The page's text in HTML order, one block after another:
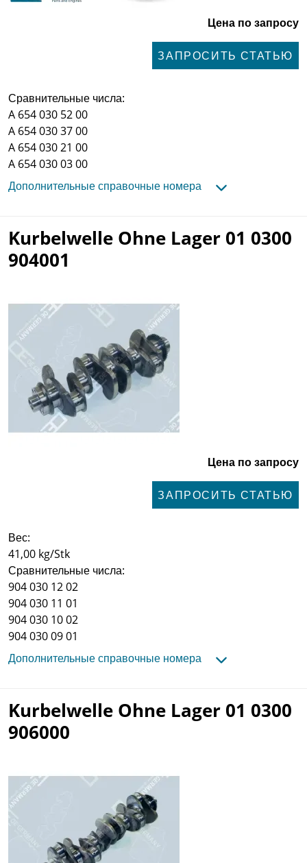
Цена по запросу
ЗАПРОСИТЬ СТАТЬЮ
Сравнительные числа:
A 654 030 52 00
A 654 030 37 00
A 654 030 21 00
A 654 030 03 00
Дополнительные справочные номера
Kurbelwelle Ohne Lager 01 0300
904001
Цена по запросу
ЗАПРОСИТЬ СТАТЬЮ
Вес:
41,00 kg/Stk
Сравнительные числа:
904 030 12 02
904 030 11 01
904 030 10 02
904 030 09 01
Дополнительные справочные номера
Kurbelwelle Ohne Lager 01 0300
906000